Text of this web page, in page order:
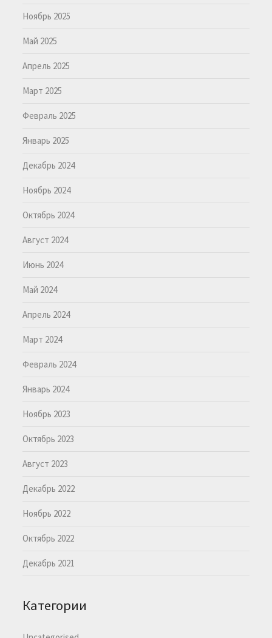
Ноябрь 2025
Май 2025
Апрель 2025
Март 2025
Февраль 2025
Январь 2025
Декабрь 2024
Ноябрь 2024
Октябрь 2024
Август 2024
Июнь 2024
Май 2024
Апрель 2024
Март 2024
Февраль 2024
Январь 2024
Ноябрь 2023
Октябрь 2023
Август 2023
Декабрь 2022
Ноябрь 2022
Октябрь 2022
Декабрь 2021
Категории